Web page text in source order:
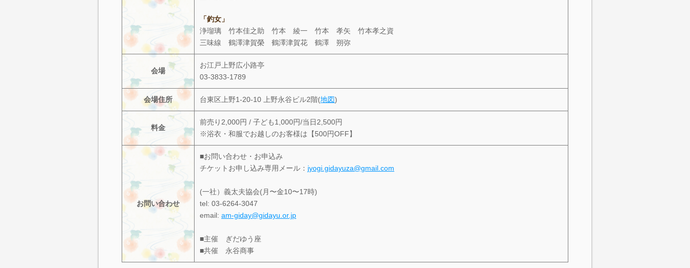
「釣女」
浄瑠璃 竹本佳之助 竹本 綾一 竹本 孝矢 竹本孝之資
三味線 鶴澤津賀榮 鶴澤津賀花 鶴澤 朔弥
会場
お江戸上野広小路亭
03-3833-1789
会場住所 台東区上野1-20-10 上野永谷ビル2階(地図)
料金
前売り2,000円 / 子ども1,000円/当日2,500円
※浴衣・和服でお越しのお客様は【500円OFF】
お問い合わせ
■お問い合わせ・お申込み
チケットお申し込み専用メール： jyogi.gidayuza@gmail.com
(一社）義太夫協会(月〜金10〜17時)
tel: 03-6264-3047
email: am-giday@gidayu.or.jp
■主催 ぎだゆう座
■共催 永谷商事